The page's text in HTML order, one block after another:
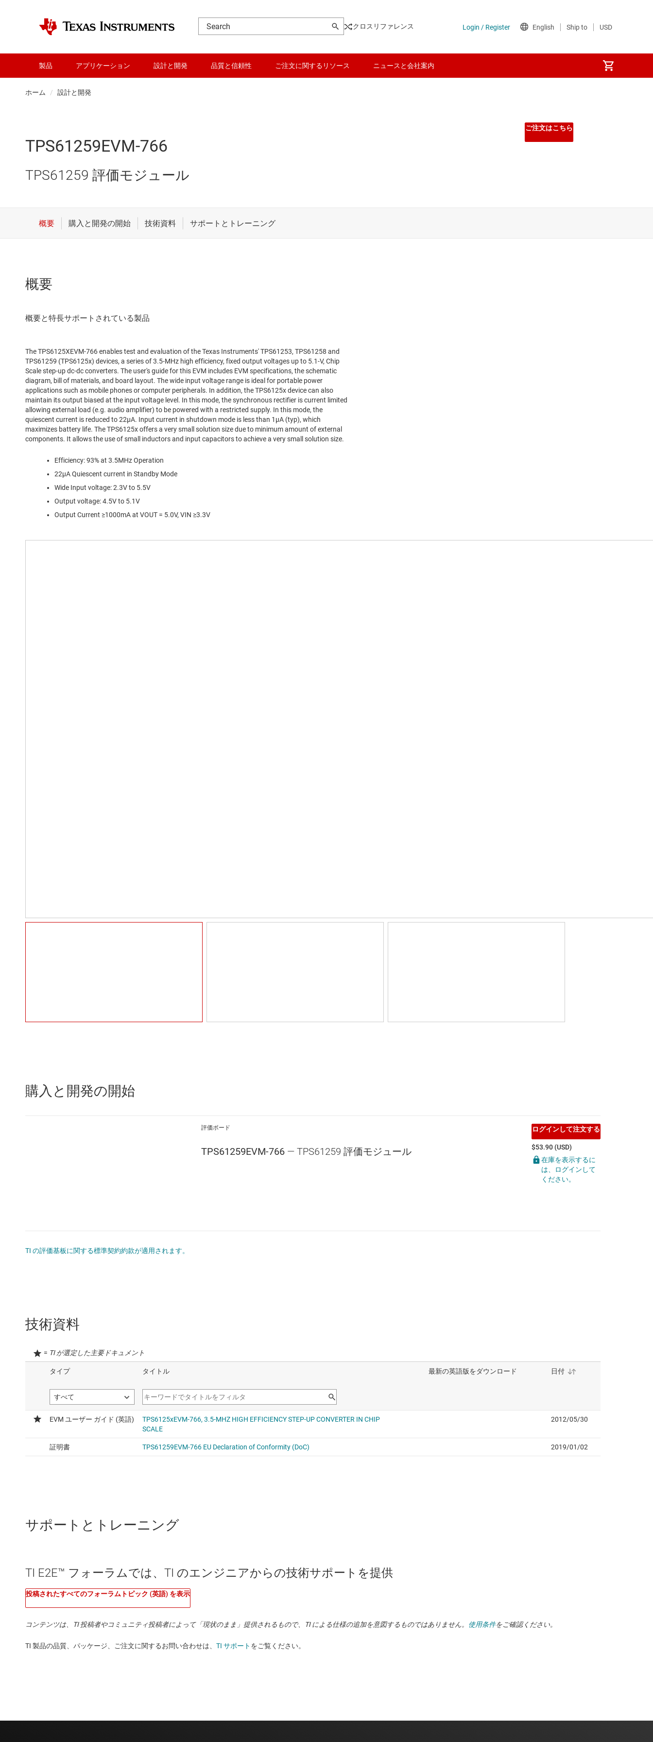
クロスリファレンス
製品 アプリケーション 設計と開発 品質と信頼性 ご注文に関するリソース ニュースと会社案内
ホーム 設計と開発
TPS61259EVM-766
TPS61259 評価モジュール
ご注文はこちら
概要
The TPS6125XEVM-766 enables test and evaluation of the Texas Instruments' TPS61253, TPS61258 and
TPS61259 (TPS6125x) devices, a series of 3.5-MHz high efficiency, fixed output voltages up to 5.1-V, Chip
Scale step-up dc-dc converters. The user's guide for this EVM includes EVM specifications, the schematic
diagram, bill of materials, and board layout. The wide input voltage range is ideal for portable power
applications such as mobile phones or computer peripherals. In addition, the TPS6125x device can also
maintain its output biased at the input voltage level. In this mode, the synchronous rectifier is current limited
allowing external load (e.g. audio amplifier) to be powered with a restricted supply. In this mode, the
quiescent current is reduced to 22µA. Input current in shutdown mode is less than 1µA (typ), which
maximizes battery life. The TPS6125x offers a very small solution size due to minimum amount of external
components. It allows the use of small inductors and input capacitors to achieve a very small solution size.
Efficiency: 93% at 3.5MHz Operation
22µA Quiescent current in Standby Mode
Wide Input voltage: 2.3V to 5.5V
Output voltage: 4.5V to 5.1V
Output Current ≥1000mA at VOUT = 5.0V, VIN ≥3.3V
購入と開発の開始
評価ボード
TPS61259EVM-766 — TPS61259 評価モジュール
ログインして注文する
$53.90 (USD)
在庫を表示するに
は、ログインして
ください。
TI の評価基板に関する標準契約約款が適用されます。
技術資料
= TI が選定した主要ドキュメント
サポートとトレーニング
TI E2E™ フォーラムでは、TI のエンジニアからの技術サポートを提供
投稿されたすべてのフォーラムトピック (英語) を表示
コンテンツは、TI 投稿者やコミュニティ投稿者によって「現状のまま」提供されるもので、TI による仕様の追加を意図するものではありません。 使用条件をご確認ください。
TI 製品の品質、パッケージ、ご注文に関するお問い合わせは、 TI サポート をご覧ください。